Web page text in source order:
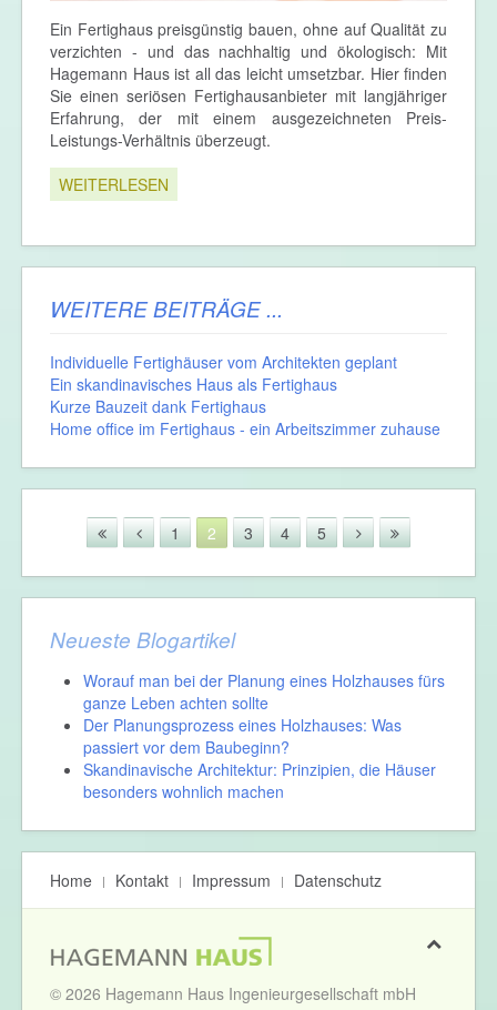
Ein Fertighaus preisgünstig bauen, ohne auf Qualität zu
verzichten - und das nachhaltig und ökologisch: Mit
Hagemann Haus ist all das leicht umsetzbar. Hier finden
Sie einen seriösen Fertighausanbieter mit langjähriger
Erfahrung, der mit einem ausgezeichneten Preis-
Leistungs-Verhältnis überzeugt.
WEITERLESEN
WEITERE BEITRÄGE ...
Individuelle Fertighäuser vom Architekten geplant
Ein skandinavisches Haus als Fertighaus
Kurze Bauzeit dank Fertighaus
Home office im Fertighaus - ein Arbeitszimmer zuhause
1 2 3 4 5
Neueste Blogartikel
Worauf man bei der Planung eines Holzhauses fürs
ganze Leben achten sollte
Der Planungsprozess eines Holzhauses: Was
passiert vor dem Baubeginn?
Skandinavische Architektur: Prinzipien, die Häuser
besonders wohnlich machen
Home Kontakt Impressum Datenschutz
© 2026 Hagemann Haus Ingenieurgesellschaft mbH